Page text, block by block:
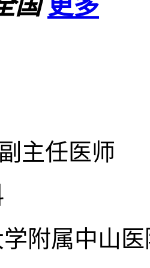
主任医师
附属中山医